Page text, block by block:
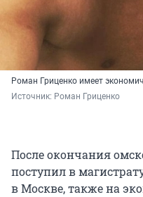
Роман Гриценко имеет
Источник: Роман Гриценко
После окончания
поступил в
в Москве, также на